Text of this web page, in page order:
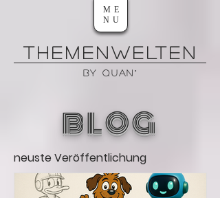
THEMENWELTEn
by QUAN°
ME
NU
BLOG
neuste Veröffentlichung